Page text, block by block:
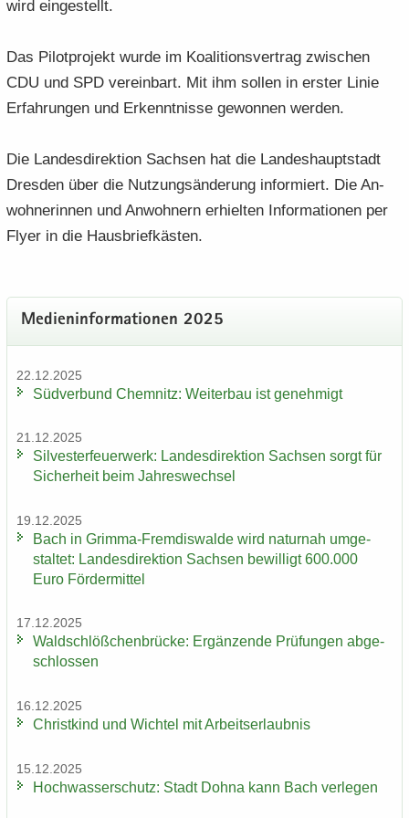
wird ein­ge­stellt.
Das Pi­lot­pro­jekt wurde im Ko­ali­ti­ons­ver­trag zwi­schen
CDU und SPD ver­ein­bart. Mit ihm sol­len in ers­ter Linie
Er­fah­run­gen und Er­kennt­nis­se ge­won­nen wer­den.
Die Lan­des­di­rek­ti­on Sach­sen hat die Lan­des­haupt­stadt
Dres­den über die Nut­zungs­än­de­rung in­for­miert. Die An­
woh­ne­rin­nen und An­woh­nern er­hiel­ten In­for­ma­tio­nen per
Flyer in die Haus­brief­käs­ten.
Me­di­en­in­for­ma­tio­nen 2025
22.12.2025
Süd­ver­bund Chem­nitz: Wei­ter­bau ist ge­neh­migt
21.12.2025
Sil­ves­ter­feu­er­werk: Lan­des­di­rek­ti­on Sach­sen sorgt für
Si­cher­heit beim Jah­res­wech­sel
19.12.2025
Bach in Grimma-​Fremdiswalde wird na­tur­nah um­ge­
stal­tet: Lan­des­di­rek­ti­on Sach­sen be­wil­ligt 600.000
Euro För­der­mit­tel
17.12.2025
Wald­schlöß­chen­brü­cke: Er­gän­zen­de Prü­fun­gen ab­ge­
schlos­sen
16.12.2025
Christ­kind und Wich­tel mit Ar­beits­er­laub­nis
15.12.2025
Hoch­was­ser­schutz: Stadt Dohna kann Bach ver­le­gen